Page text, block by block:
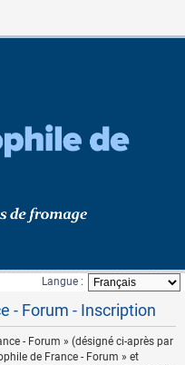
Langue :
- Forum - Inscription
- Forum » (désigné ci-après par
de France - Forum » et